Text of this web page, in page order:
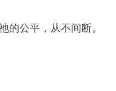
的公平，从不间断。